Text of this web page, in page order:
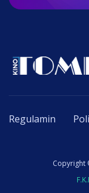
Regulamin